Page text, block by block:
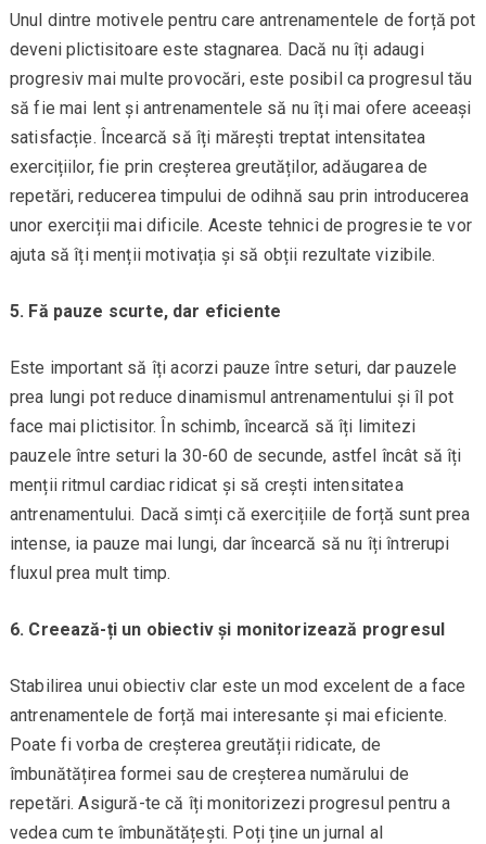
Unul dintre motivele pentru care antrenamentele de forță pot
deveni plictisitoare este stagnarea. Dacă nu îți adaugi
progresiv mai multe provocări, este posibil ca progresul tău
să fie mai lent și antrenamentele să nu îți mai ofere aceeași
satisfacție. Încearcă să îți mărești treptat intensitatea
exercițiilor, fie prin creșterea greutăților, adăugarea de
repetări, reducerea timpului de odihnă sau prin introducerea
unor exerciții mai dificile. Aceste tehnici de progresie te vor
ajuta să îți menții motivația și să obții rezultate vizibile.
5. Fă pauze scurte, dar eficiente
Este important să îți acorzi pauze între seturi, dar pauzele
prea lungi pot reduce dinamismul antrenamentului și îl pot
face mai plictisitor. În schimb, încearcă să îți limitezi
pauzele între seturi la 30-60 de secunde, astfel încât să îți
menții ritmul cardiac ridicat și să crești intensitatea
antrenamentului. Dacă simți că exercițiile de forță sunt prea
intense, ia pauze mai lungi, dar încearcă să nu îți întrerupi
fluxul prea mult timp.
6. Creează-ți un obiectiv și monitorizează progresul
Stabilirea unui obiectiv clar este un mod excelent de a face
antrenamentele de forță mai interesante și mai eficiente.
Poate fi vorba de creșterea greutății ridicate, de
îmbunătățirea formei sau de creșterea numărului de
repetări. Asigură-te că îți monitorizezi progresul pentru a
vedea cum te îmbunătățești. Poți ține un jurnal al